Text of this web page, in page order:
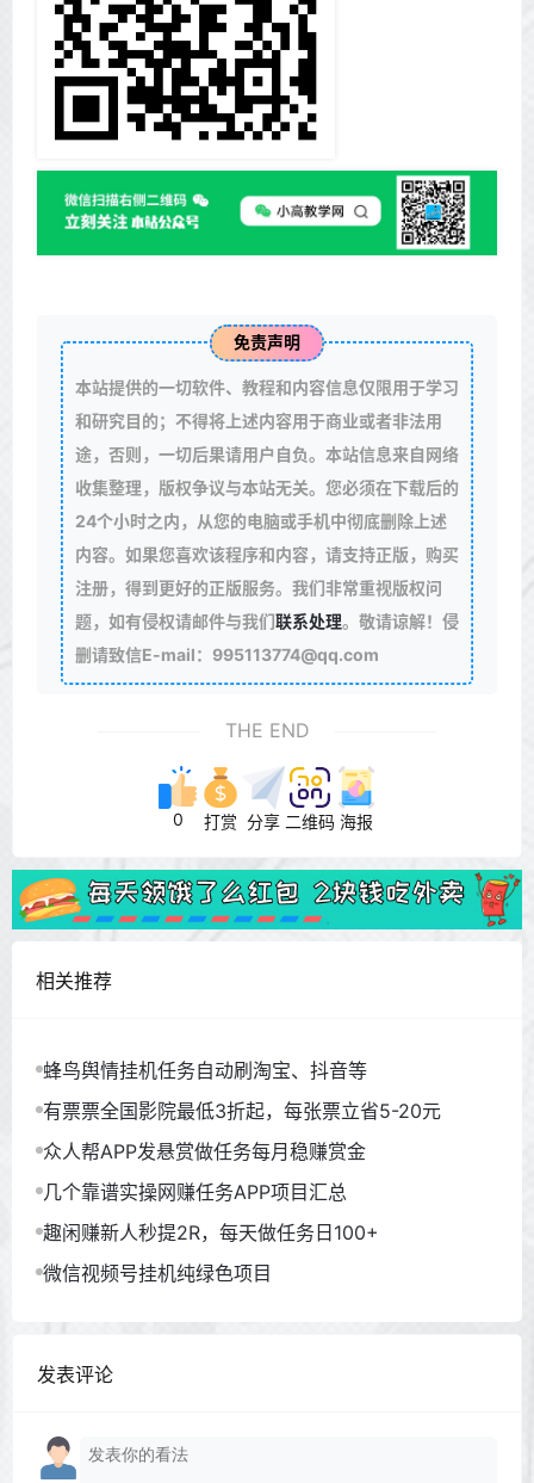
免责声明
本站提供的一切软件、教程和内容信息仅限用于学习
和研究目的；不得将上述内容用于商业或者非法用
途，否则，一切后果请用户自负。本站信息来自网络
收集整理，版权争议与本站无关。您必须在下载后的
24个小时之内，从您的电脑或手机中彻底删除上述
内容。如果您喜欢该程序和内容，请支持正版，购买
注册，得到更好的正版服务。我们非常重视版权问
题，如有侵权请邮件与我们联系处理。敬请谅解！侵
删请致信E-mail：995113774@qq.com
THE END
0 打赏 分享 二维码 海报
相关推荐
蜂鸟舆情挂机任务自动刷淘宝、抖音等
有票票全国影院最低3折起，每张票立省5-20元
众人帮APP发悬赏做任务每月稳赚赏金
几个靠谱实操网赚任务APP项目汇总
趣闲赚新人秒提2R，每天做任务日100+
微信视频号挂机纯绿色项目
发表评论